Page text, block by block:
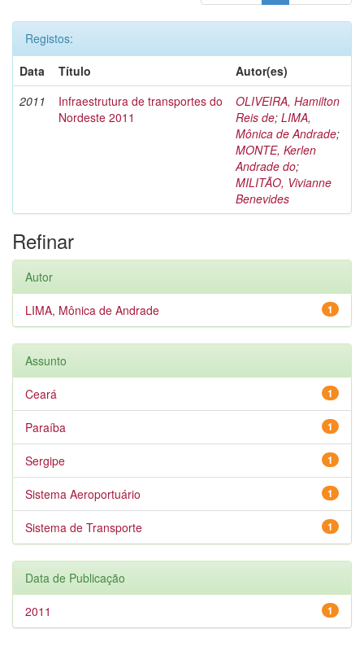
Registos:
Data
Título
Autor(es)
2011
Infraestrutura de transportes do
Nordeste 2011
OLIVEIRA, Hamilton
Reis de; LIMA,
Mônica de Andrade;
MONTE, Kerlen
Andrade do;
MILITÃO, Vivianne
Benevides
Refinar
Autor
1
LIMA, Mônica de Andrade
Assunto
1
Ceará
1
Paraíba
1
Sergipe
1
Sistema Aeroportuário
1
Sistema de Transporte
Data de Publicação
1
2011